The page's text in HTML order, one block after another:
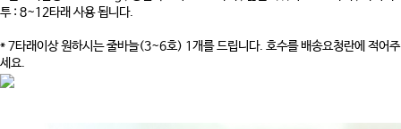
투 : 8~12타래 사용 됩니다.
* 7타래이상 원하시는 줄바늘(3~6호) 1개를 드립니다. 호수를 배송요청란에 적어주
세요.